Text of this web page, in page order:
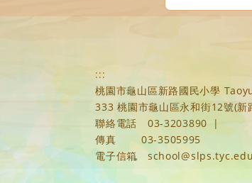
:::
桃園市龜山區新路國民小學
333 桃園市龜山區永和街12號(新
聯絡電話
03-3203890
|
傳真
03-3505995
電子信箱